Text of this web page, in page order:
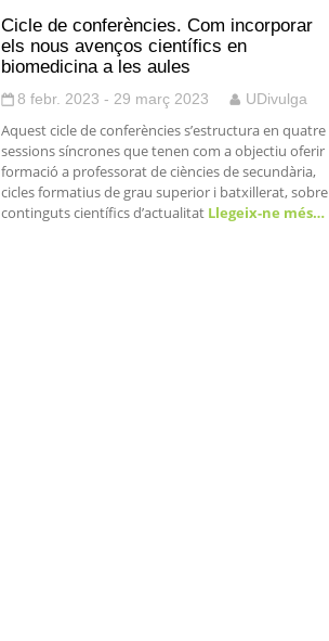
Cicle de conferències. Com incorporar
els nous avenços científics en
biomedicina a les aules
8 febr. 2023 - 29 març 2023 UDivulga
Aquest cicle de conferències s’estructura en quatre
sessions síncrones que tenen com a objectiu oferir
formació a professorat de ciències de secundària,
cicles formatius de grau superior i batxillerat, sobre
continguts científics d’actualitatLlegeix-ne més…